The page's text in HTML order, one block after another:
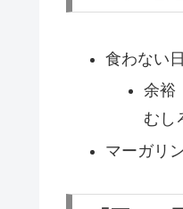
食わない
余裕
むし
マーガリ